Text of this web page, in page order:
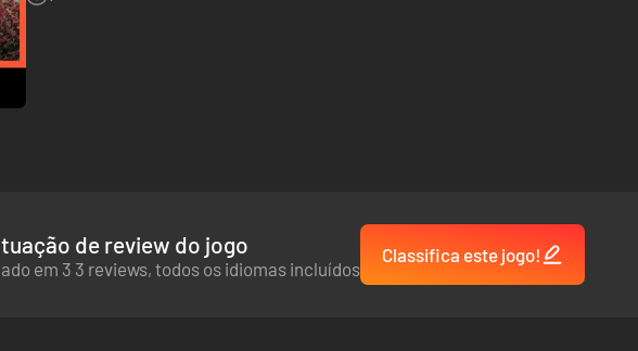
na'vi em uma experiência projetada para a perspectiva em terceira pessoa, mas
de review do jogo
em 3 3 reviews, todos os idiomas incluídos
Classifica este jogo!